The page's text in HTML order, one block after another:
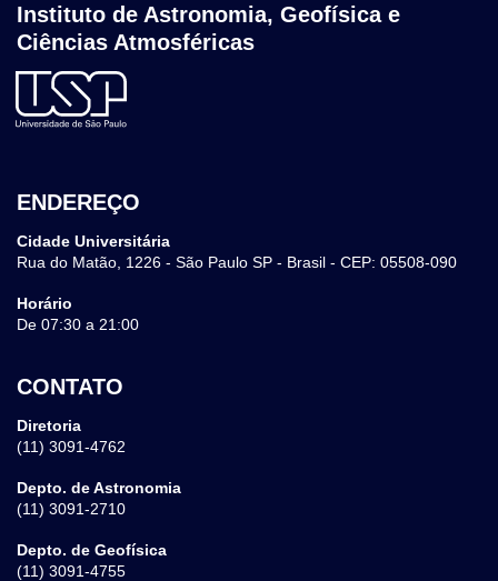
Instituto de Astronomia, Geofísica e
Ciências Atmosféricas
ENDEREÇO
Cidade Universitária
Rua do Matão, 1226 - São Paulo SP - Brasil - CEP: 05508-090
Horário
De 07:30 a 21:00
CONTATO
Diretoria
(11) 3091-4762
Depto. de Astronomia
(11) 3091-2710
Depto. de Geofísica
(11) 3091-4755